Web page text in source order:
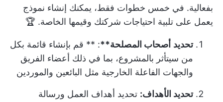
بفعالية. في خمس خطوات فقط، يمكنك إنشاء نموذج
يعمل على تلبية احتياجات شركتك وقيمها الخاصة. 🏆
تحديد أصحاب المصلحة**: ** قم بإنشاء قائمة بكل
من سيتأثر بالمشروع، بما في ذلك أعضاء الفريق
والجهات الفاعلة الخارجية مثل البائعين والموردين
تحديد الأهداف: تحديد أهداف العمل ورسالة